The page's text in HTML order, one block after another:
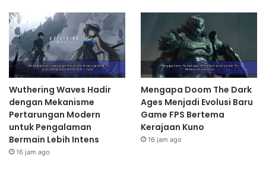
Wuthering Waves Hadir
dengan Mekanisme
Pertarungan Modern
untuk Pengalaman
Bermain Lebih Intens
16 jam ago
Mengapa Doom The Dark
Ages Menjadi Evolusi Baru
Game FPS Bertema
Kerajaan Kuno
16 jam ago